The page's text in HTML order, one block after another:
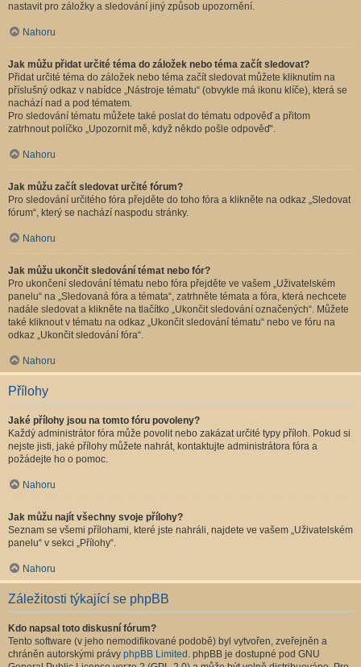
nastavit pro záložky a sledování jiný způsob upozornění.
Nahoru
Jak můžu přidat určité téma do záložek nebo téma začít sledovat?
Přidat určité téma do záložek nebo téma začít sledovat můžete kliknutím na
příslušný odkaz v nabídce „Nástroje tématu“ (obvykle má ikonu klíče), která se
nachází nad a pod tématem.
Pro sledování tématu můžete také poslat do tématu odpověď a přitom
zatrhnout políčko „Upozornit mě, když někdo pošle odpověď“.
Nahoru
Jak můžu začít sledovat určité fórum?
Pro sledování určitého fóra přejděte do toho fóra a klikněte na odkaz „Sledovat
fórum“, který se nachází naspodu stránky.
Nahoru
Jak můžu ukončit sledování témat nebo fór?
Pro ukončení sledování tématu nebo fóra přejděte ve vašem „Uživatelském
panelu“ na „Sledovaná fóra a témata“, zatrhněte témata a fóra, která nechcete
nadále sledovat a klikněte na tlačítko „Ukončit sledování označených“. Můžete
také kliknout v tématu na odkaz „Ukončit sledování tématu“ nebo ve fóru na
odkaz „Ukončit sledování fóra“.
Nahoru
Přílohy
Jaké přílohy jsou na tomto fóru povoleny?
Každý administrátor fóra může povolit nebo zakázat určité typy příloh. Pokud si
nejste jisti, jaké přílohy můžete nahrát, kontaktujte administrátora fóra a
požádejte ho o pomoc.
Nahoru
Jak můžu najít všechny svoje přílohy?
Seznam se všemi přílohami, které jste nahráli, najdete ve vašem „Uživatelském
panelu“ v sekci „Přílohy“.
Nahoru
Záležitosti týkající se phpBB
Kdo napsal toto diskusní fórum?
Tento software (v jeho nemodifikované podobě) byl vytvořen, zveřejněn a
chráněn autorskými právy phpBB Limited . phpBB je dostupné pod GNU